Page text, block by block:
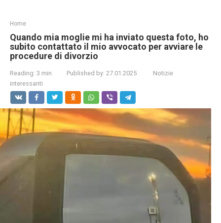
Home
Quando mia moglie mi ha inviato questa foto, ho
subito contattato il mio avvocato per avviare le
procedure di divorzio
Reading: 3 min Published by: 27.01.2025
Notizie
interessanti